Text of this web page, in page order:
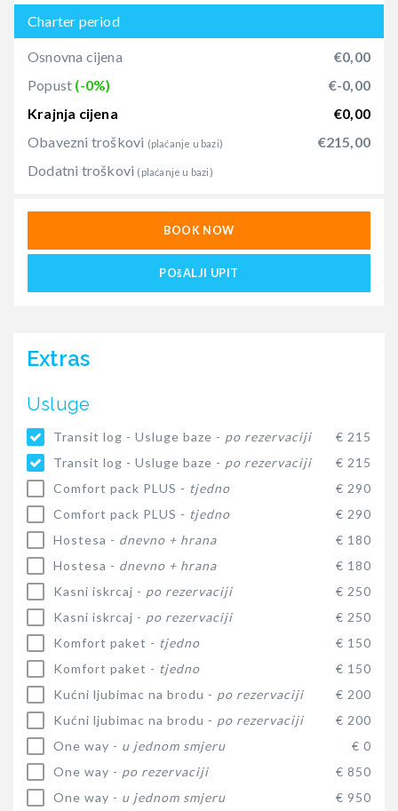
Charter period
Osnovna cijena
€0,00
Popust (-0%)
€-0,00
Krajnja cijena
€0,00
Obavezni troškovi (plaćanje u bazi)
€215,00
Dodatni troškovi (plaćanje u bazi)
BOOK NOW
POšALJI UPIT
Extras
Usluge
Transit log - Usluge baze - po rezervaciji
€ 215
Transit log - Usluge baze - po rezervaciji
€ 215
Comfort pack PLUS - tjedno
€ 290
Comfort pack PLUS - tjedno
€ 290
Hostesa - dnevno + hrana
€ 180
Hostesa - dnevno + hrana
€ 180
Kasni iskrcaj - po rezervaciji
€ 250
Kasni iskrcaj - po rezervaciji
€ 250
Komfort paket - tjedno
€ 150
Komfort paket - tjedno
€ 150
Kućni ljubimac na brodu - po rezervaciji
€ 200
Kućni ljubimac na brodu - po rezervaciji
€ 200
One way - u jednom smjeru
€ 0
One way - po rezervaciji
€ 850
One way - u jednom smjeru € 950